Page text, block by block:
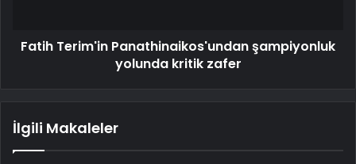
Fatih Terim'in Panathinaikos'undan şampiyonluk
yolunda kritik zafer
İlgili Makaleler